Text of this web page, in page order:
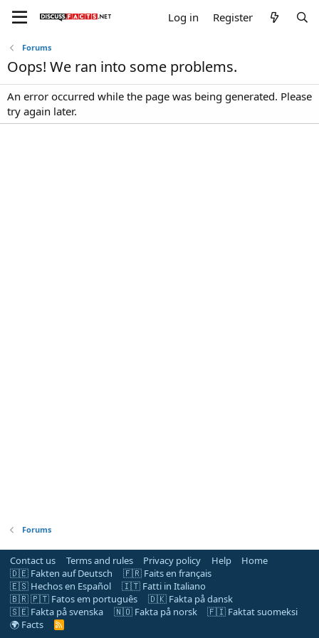
Log in Register
Forums
Oops! We ran into some problems.
An error occurred while the page was being generated. Please
try again later.
Forums
Contact us Terms and rules Privacy policy Help
Home
🇩🇪 Fakten auf Deutsch
🇫🇷 Faits en français
🇪🇸 Hechos en Español
🇮🇹 Fatti in Italiano
🇧🇷 🇵🇹 Fatos em português
🇩🇰 Fakta på dansk
🇸🇪 Fakta på svenska
🇳🇴 Fakta på norsk
🇫🇮 Faktat suomeksi
🌍 Facts
R